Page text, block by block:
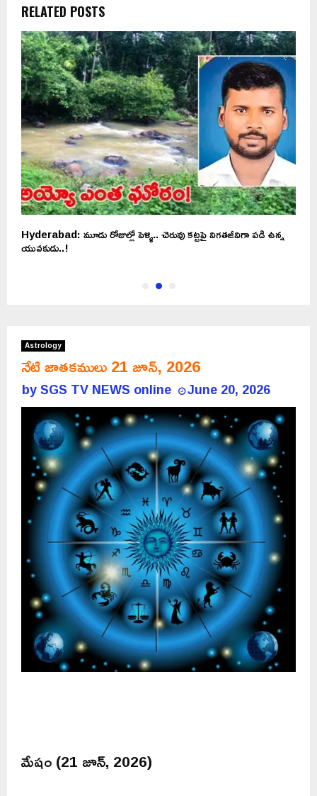
RELATED POSTS
Hyderabad: మూడు రోజుల్లో పెళ్ళి.. చెరువు కట్టపై విగతజీవిగా పడి ఉన్న
యువకుడు..!
Astrology
నేటి జాతకములు 21 జూన్, 2026
bySGS TV NEWS online June 20, 2026
మేషం (21 జూన్, 2026)